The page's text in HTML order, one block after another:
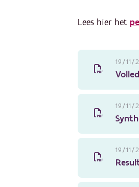
Lees hier het
19/11/
19/11/
19/11/